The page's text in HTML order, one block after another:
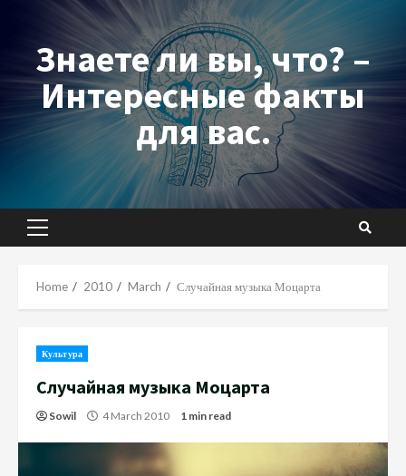
contentЗнаете ли вы, что? –
Интересные факты
для вас.
Primary
Home 2010 March Случайная музыка Моцарта
Культура
Случайная музыка Моцарта
Sowil 4 March 2010 1 min read